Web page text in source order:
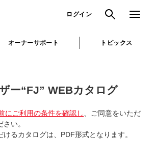
ログイン 検索 メニュ
オーナーサポート トピックス
ー“FJ” WEBカタログ
にご利用の条件を確認し
、ご同意をいただ
い。
るカタログは、PDF形式となります。